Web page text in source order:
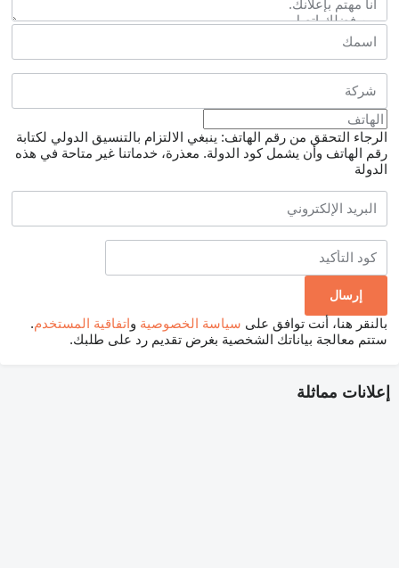
الرجاء التحقق من رقم الهاتف: ينبغي الالتزام بالتنسيق الدولي لكتابة
رقم الهاتف وأن يشمل كود الدولة. معذرة، خدماتنا غير متاحة في هذه
الدولة
بالنقر هنا، أنت توافق على سياسة الخصوصية واتفاقية المستخدم.
ستتم معالجة بياناتك الشخصية بغرض تقديم رد على طلبك.
إعلانات مماثلة